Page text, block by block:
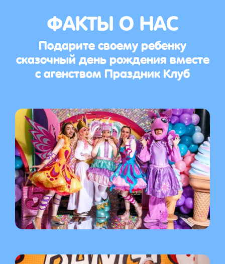
ФАКТЫ О НАС
Подарите своему ребенку
сказочный день рождения вместе
с агенством Праздник Клуб